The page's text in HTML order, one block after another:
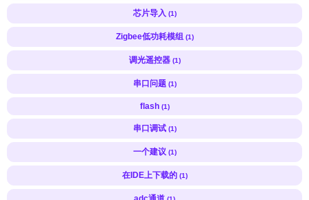
芯片导入 (1)
Zigbee低功耗模组 (1)
调光遥控器 (1)
串口问题 (1)
flash (1)
串口调试 (1)
一个建议 (1)
在IDE上下载的 (1)